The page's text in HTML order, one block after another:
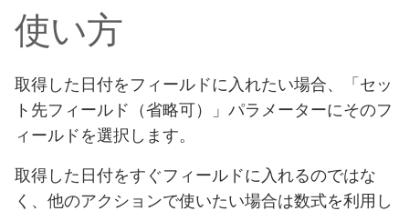
使い方
取得した日付をフィールドに入れたい場合、「セッ
ト先フィールド（省略可）」パラメーターにそのフ
ィールドを選択します。
取得した日付をすぐフィールドに入れるのではな
く、他のアクションで使いたい場合は数式を利用し